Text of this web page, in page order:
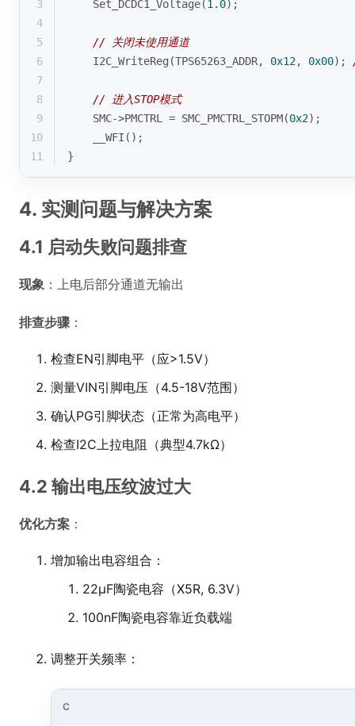
3
    Set_DCDC1_Voltage(
1.0);
4
5
// 关闭未使用通道
6
    I2C_WriteReg(TPS65263_ADDR,
0x12, 0x00);
7
8
// 进入STOP模式
9
    SMC->PMCTRL = SMC_PMCTRL_STOPM(
0x2);
10
    __WFI();
11
}
4. 实测问题与解决方案
4.1 启动失败问题排查
现象 ：上电后部分通道无输出
排查步骤 ：
检查EN引脚电平（应>1.5V）
测量VIN引脚电压（4.5-18V范围）
确认PG引脚状态（正常为高电平）
检查I2C上拉电阻（典型4.7kΩ）
4.2 输出电压纹波过大
优化方案 ：
增加输出电容组合：
22μF陶瓷电容（X5R, 6.3V）
100nF陶瓷电容靠近负载端
调整开关频率：
C